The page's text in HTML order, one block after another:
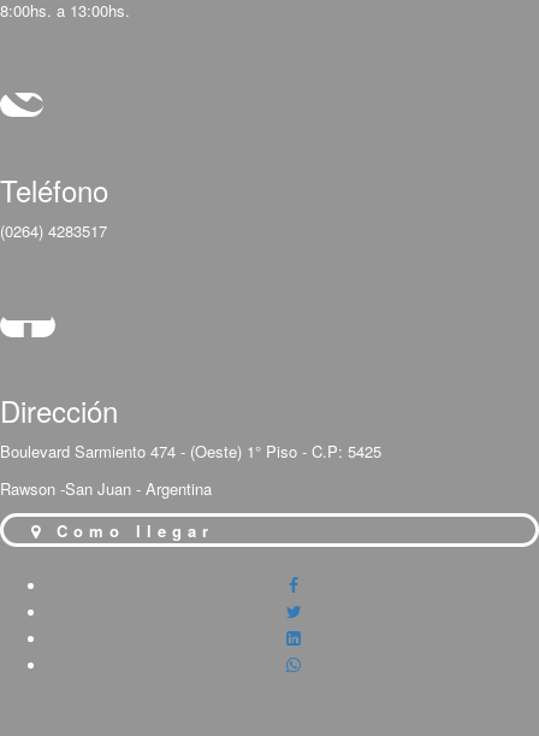
8:00hs. a 13:00hs.
Teléfono
(0264) 4283517
Dirección
Boulevard Sarmiento 474 - (Oeste) 1° Piso - C.P: 5425
Rawson -San Juan - Argentina
Como llegar